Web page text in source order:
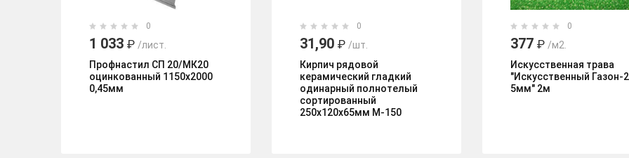
0
1 033 ₽ /лист.
Профнастил СП 20/МК20
оцинкованный 1150х2000
0,45мм
0
31,90 ₽ /шт.
Кирпич рядовой
керамический гладкий
одинарный полнотелый
сортированный
250х120х65мм М-150
0
377 ₽ /м2.
Искусственная трава
"Искусственный Газон-
5мм" 2м